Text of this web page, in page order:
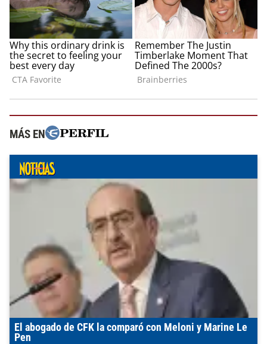
MÁS EN
El abogado de CFK la comparó con Meloni y Marine Le
Pen